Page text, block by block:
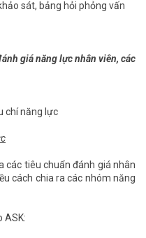
sát, bảng hỏi phỏng vấn
giá năng lực nhân viên, các
chí năng lực
các tiêu chuẩn đánh giá nhân
cách chia ra các nhóm năng
ASK: